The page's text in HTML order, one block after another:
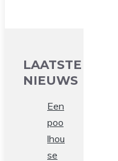
LAATSTE
NIEUWS
Een
poo
lhou
se